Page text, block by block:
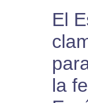
El
la